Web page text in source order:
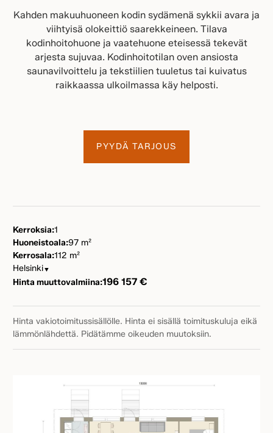
Kahden makuuhuoneen kodin sydämenä sykkii avara ja
viihtyisä olokeittiö saarekkeineen. Tilava
kodinhoitohuone ja vaatehuone eteisessä tekevät
arjesta sujuvaa. Kodinhoitotilan oven ansiosta
saunavilvoittelu ja tekstiilien tuuletus tai kuivatus
raikkaassa ulkoilmassa käy helposti.
PYYDÄ TARJOUS
Kerroksia:1
Huoneistoala:97 m²
Kerrosala:112 m²
Helsinki▼
Hinta muuttovalmiina:196 157 €
Hinta vakiotoimitussisällölle. Hinta ei sisällä toimituskuluja eikä
lämmönlähdettä. Pidätämme oikeuden muutoksiin.